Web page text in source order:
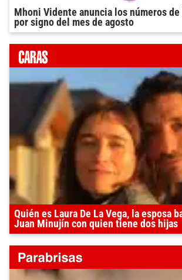
Mhoni Vidente anuncia los números
por signo del mes de agosto
Quién es Laura De La Vega, la esposa
Juan Minujín con quien tiene dos hijas